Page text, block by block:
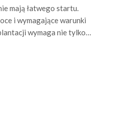
mają łatwego startu.
i wymagające warunki
wymaga nie tylko
prowadzoną przez